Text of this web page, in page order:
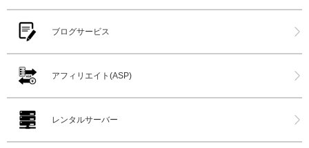
ブログサービス
アフィリエイト(ASP)
レンタルサーバー